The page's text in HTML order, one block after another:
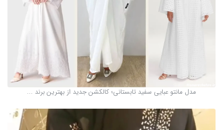
مدل مانتو عبایی سفید تابستانی؛ کالکشن جدید از بهترین برند ...